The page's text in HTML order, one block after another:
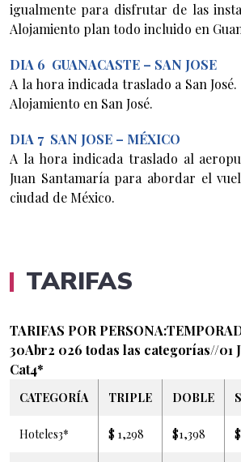
igualmente para disfrutar de las
Alojamiento plan todo incluido en
DIA 6 GUANACASTE – SAN JOSE
A la hora indicada traslado a San
Alojamiento en San José.
DIA 7 SAN JOSE – MÉXICO
A la hora indicada traslado al
Juan Santamaría para abordar el
ciudad de México.
TARIFAS
TARIFAS POR
30Abr2 026 todas las categorías//01
Cat4*
CATEGORÍA TRIPLE DOBLE
Hoteles3* $ 1,298 $1,398